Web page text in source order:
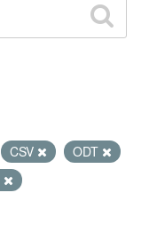
CSV
ODT